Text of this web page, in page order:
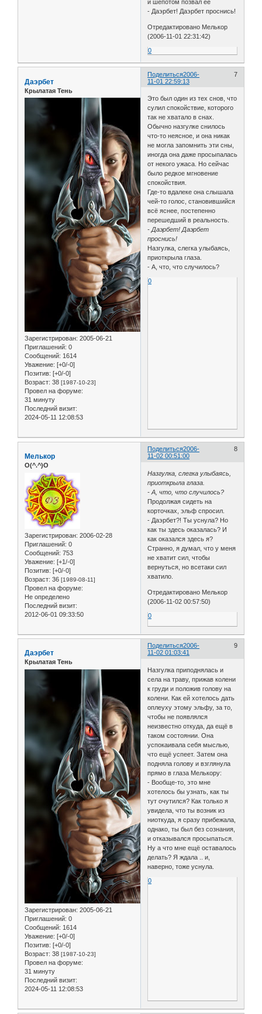
и шепотом позвал ее
- Даэрбет! Даэрбет проснись!
Отредактировано Мелькор
(2006-11-01 22:31:42)
0
Поделиться 7
2006-
11-01 22:59:13
Даэрбет
Крылатая Тень
Зарегистрирован: 2005-06-21
Приглашений: 0
Сообщений: 1614
Уважение: [+0/-0]
Позитив: [+0/-0]
Возраст: 38 [1987-10-23]
Провел на форуме:
31 минуту
Последний визит:
2024-05-11 12:08:53
Это был один из тех снов, что
сулил спокойствие, которого
так не хватало в снах.
Обычно назгулке снилось
что-то неясное, и она никак
не могла запомнить эти сны,
иногда она даже просыпалась
от некого ужаса. Но сейчас
было редкое мгновение
спокойствия.
Где-то вдалеке она слышала
чей-то голос, становившийся
всё яснее, постепенно
перешедший в реальность.
- Даэрбет! Даэрбет
проснись!
Назгулка, слегка улыбаясь,
приоткрыла глаза.
- А, что, что случилось?
0
Поделиться 8
2006-
11-02 00:51:00
Мелькор
O(^.^)O
Зарегистрирован: 2006-02-28
Приглашений: 0
Сообщений: 753
Уважение: [+1/-0]
Позитив: [+0/-0]
Возраст: 36 [1989-08-11]
Провел на форуме:
Не определено
Последний визит:
2012-06-01 09:33:50
Назгулка, слегка улыбаясь,
приоткрыла глаза.
- А, что, что случилось?
Продолжая сидеть на
корточках, эльф спросил.
- Даэрбет?! Ты уснула? Но
как ты здесь оказалась? И
как оказался здесь я?
Странно, я думал, что у меня
не хватит сил, чтобы
вернуться, но всетаки сил
хватило.
Отредактировано Мелькор
(2006-11-02 00:57:50)
0
Поделиться 9
2006-
11-02 01:03:41
Даэрбет
Крылатая Тень
Зарегистрирован: 2005-06-21
Приглашений: 0
Сообщений: 1614
Уважение: [+0/-0]
Позитив: [+0/-0]
Возраст: 38 [1987-10-23]
Провел на форуме:
31 минуту
Последний визит:
2024-05-11 12:08:53
Назгулка приподнялась и
села на траву, прижав колени
к груди и положив голову на
колени. Как ей хотелось дать
оплеуху этому эльфу, за то,
чтобы не появлялся
неизвестно откуда, да ещё в
таком состоянии. Она
успокаивала себя мыслью,
что ещё успеет. Затем она
подняла голову и взглянула
прямо в глаза Мелькору:
- Вообще-то, это мне
хотелось бы узнать, как ты
тут очутился? Как только я
увидела, что ты возник из
ниоткуда, я сразу прибежала,
однако, ты был без сознания,
и отказывался просыпаться.
Ну а что мне ещё оставалось
делать? Я ждала .. и,
наверно, тоже уснула.
0